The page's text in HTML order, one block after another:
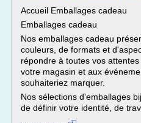
Accueil Emballages cadeau
Emballages cadeau
Nos emballages cadeau
couleurs, de formats et
répondre à toutes vos
votre magasin et aux
souhaiteriez marquer.
Nos sélections d'emballages
de définir votre identité, de